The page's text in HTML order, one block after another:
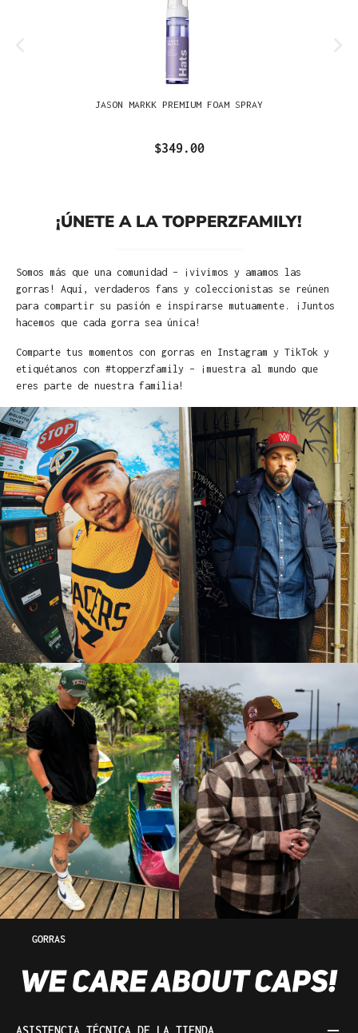
JASON MARKK PREMIUM FOAM SPRAY
$349.00
¡ÚNETE A LA TOPPERZFAMILY!
Somos más que una comunidad – ¡vivimos y amamos las
gorras! Aquí, verdaderos fans y coleccionistas se reúnen
para compartir su pasión e inspirarse mutuamente. ¡Juntos
hacemos que cada gorra sea única!
Comparte tus momentos con gorras en Instagram y TikTok y
etiquétanos con #topperzfamily – ¡muestra al mundo que
eres parte de nuestra familia!
GORRAS
ASISTENCIA TÉCNICA DE LA TIENDA